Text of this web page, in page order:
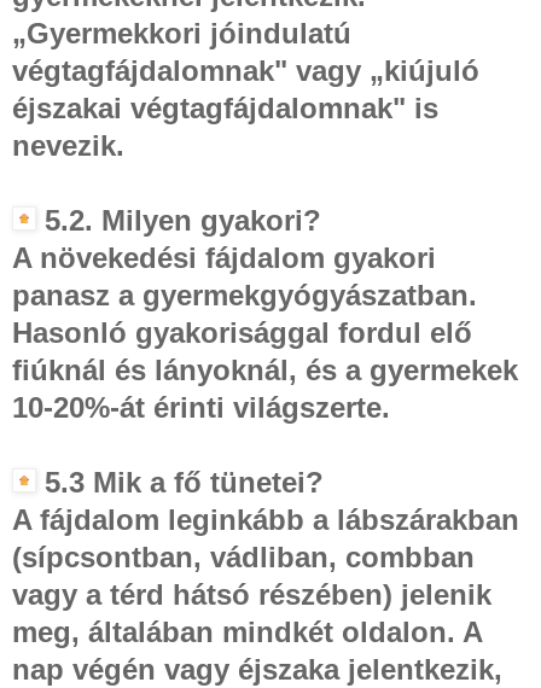
„Gyermekkori jóindulatú
végtagfájdalomnak" vagy „kiújuló
éjszakai végtagfájdalomnak" is
nevezik.
5.2. Milyen gyakori?
A növekedési fájdalom gyakori
panasz a gyermekgyógyászatban.
Hasonló gyakorisággal fordul elő
fiúknál és lányoknál, és a gyermekek
10-20%-át érinti világszerte.
5.3 Mik a fő tünetei?
A fájdalom leginkább a lábszárakban
(sípcsontban, vádliban, combban
vagy a térd hátsó részében) jelenik
meg, általában mindkét oldalon. A
nap végén vagy éjszaka jelentkezik,